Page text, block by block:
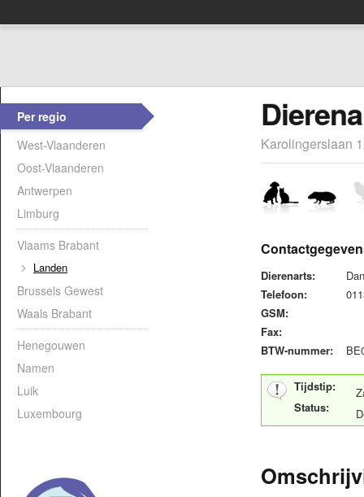
Per regio
West-Vlaanderen
Oost-Vlaanderen
Antwerpen
Limburg
Vlaams Brabant
Landen
Brussels Gewest
Waals Brabant
Henegouwen
Namen
Luik
Luxembourg
Karolingerslaan
Dierenarts:
Telefoon:
GSM:
Fax:
BTW-nummer:
Tijdstip:
Status: